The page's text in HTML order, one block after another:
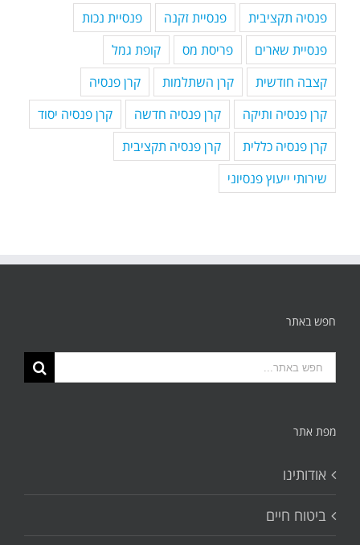
פנסיה תקציבית
פנסיית זקנה
פנסיית נכות
פנסיית שארים
פריסת מס
קופת גמל
קצבה חודשית
קרן השתלמות
קרן פנסיה
קרן פנסיה ותיקה
קרן פנסיה חדשה
קרן פנסיה יסוד
קרן פנסיה כללית
קרן פנסיה תקציבית
שירותי ייעוץ פנסיוני
חפש באתר
תוצאות
החיפוש
מפת אתר
אודותינו
ביטוח חיים